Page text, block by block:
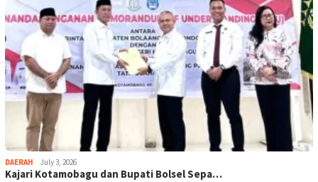
DAERAH July 3, 2026
Kajari Kotamobagu dan Bupati Bolsel Sepa…